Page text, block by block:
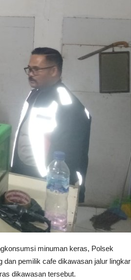
minuman keras, Polsek
pemilik cafe dikawasan jalur lingkar
dikawasan tersebut.